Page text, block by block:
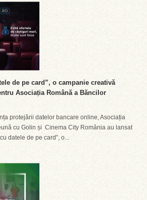
de pe card”, o campanie creativă
Asociația Română a Băncilor
protejării datelor bancare online, Asociația
cu Golin și Cinema City România au lansat
datele de pe card”, o...